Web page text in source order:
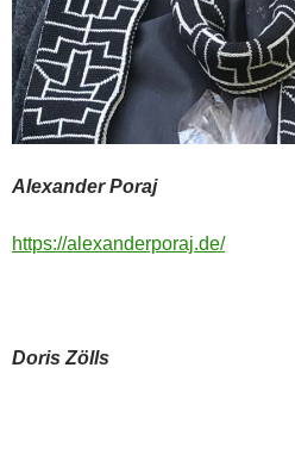
Alexander Poraj
https://alexanderporaj.de/
Doris Zölls